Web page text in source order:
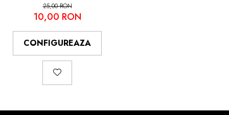
25,00 RON
10,00 RON
CONFIGUREAZA